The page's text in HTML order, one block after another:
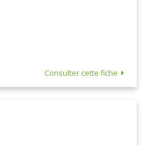
Consulter cette fiche